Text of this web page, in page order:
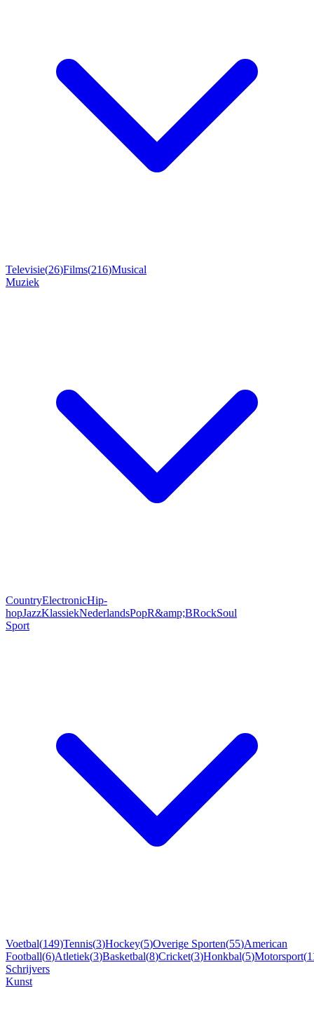
Televisie(26)Films(216)Musical
Muziek
CountryElectronicHip-
hopJazzKlassiekNederlandsPopR&amp;BRockSoul
Sport
Voetbal(149)Tennis(3)Hockey(5)Overige Sporten(55)American
Football(6)Atletiek(3)Basketbal(8)Cricket(3)Honkbal(5)Motorsport(
Schrijvers
Kunst